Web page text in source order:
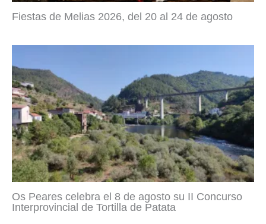
Fiestas de Melias 2026, del 20 al 24 de agosto
Os Peares celebra el 8 de agosto su II Concurso
Interprovincial de Tortilla de Patata